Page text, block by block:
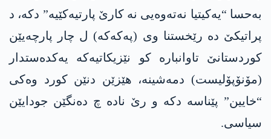
بەحسا “یەکیتیا نەتەوەیی نە کارێ پارتیەکێیە” دکە، د
پراتیکێ دە رێخستنا وی (پەکەکە) ل چار پارچەیێن
کوردستانێ تاوانبارە کو نێزیکاتیەکە یەکدەستدار
(مۆنۆپۆلیست) دمەشینە، ھێزێن دنێن کورد وەکی
“خایین” پێناسە دکە و رێ نادە چ دەنگێن جودایێن
سیاسی.